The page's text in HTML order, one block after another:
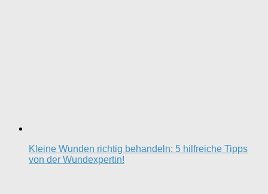
Kleine Wunden richtig behandeln: 5 hilfreiche Tipps
von der Wundexpertin!